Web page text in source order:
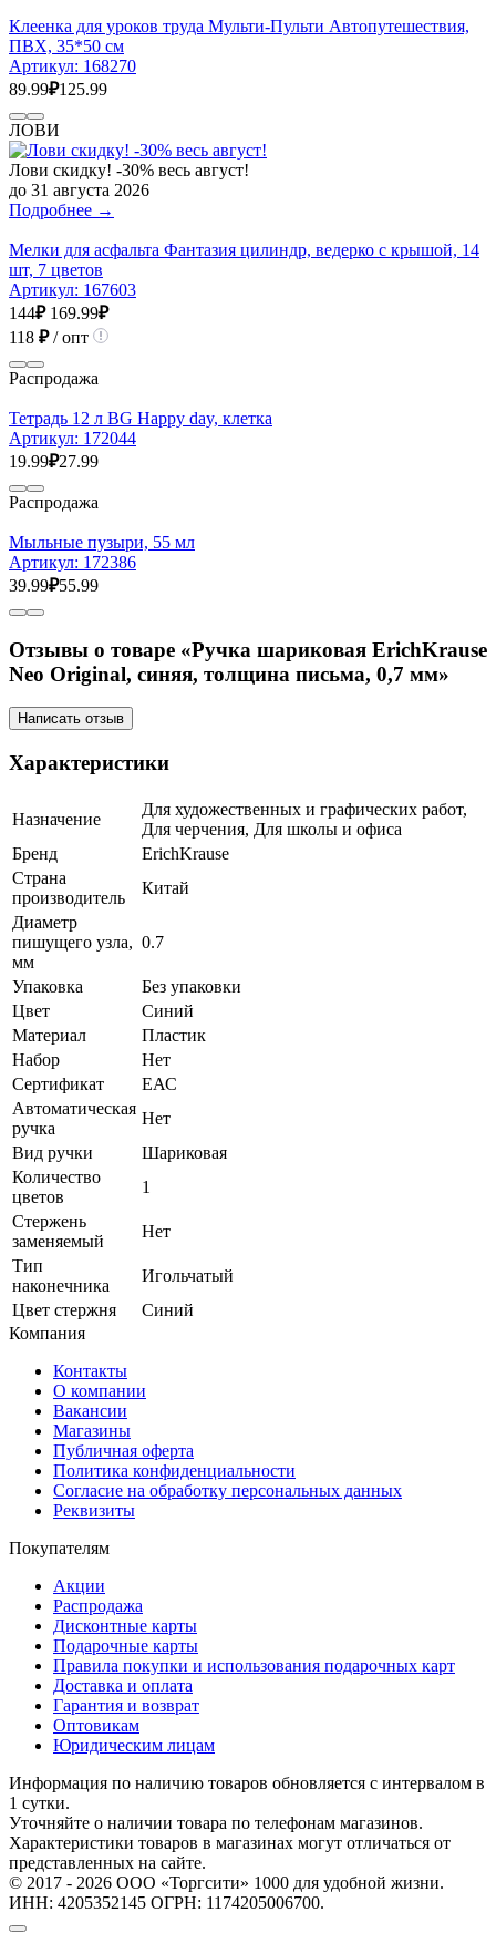
Клеенка для уроков труда Мульти-Пульти Автопутешествия,
ПВХ, 35*50 см
Артикул: 168270
89.99₽125.99
ЛОВИ
Лови скидку! -30% весь август!
до 31 августа 2026
Подробнее →
Мелки для асфальта Фантазия цилиндр, ведерко с крышой, 14
шт, 7 цветов
Артикул: 167603
144₽ 169.99₽
118 ₽/ опт
Распродажа
Тетрадь 12 л BG Happy day, клетка
Артикул: 172044
19.99₽27.99
Распродажа
Мыльные пузыри, 55 мл
Артикул: 172386
39.99₽55.99
Отзывы о товаре «Ручка шариковая ErichKrause
Neo Original, синяя, толщина письма, 0,7 мм»
Написать отзыв
Характеристики
Назначение
Для художественных и графических работ,
Для черчения, Для школы и офиса
Бренд
ErichKrause
Страна
производитель
Китай
Диаметр
пишущего узла,
мм
0.7
Упаковка
Без упаковки
Цвет
Синий
Материал
Пластик
Набор
Нет
Сертификат
ЕАС
Автоматическая
ручка
Нет
Вид ручки
Шариковая
Количество
цветов
1
Стержень
заменяемый
Нет
Тип
наконечника
Игольчатый
Цвет стержня
Синий
Компания
Контакты
О компании
Вакансии
Магазины
Публичная оферта
Политика конфиденциальности
Согласие на обработку персональных данных
Реквизиты
Покупателям
Акции
Распродажа
Дисконтные карты
Подарочные карты
Правила покупки и использования подарочных карт
Доставка и оплата
Гарантия и возврат
Оптовикам
Юридическим лицам
Информация по наличию товаров обновляется с интервалом в
1 сутки.
Уточняйте о наличии товара по телефонам магазинов.
Характеристики товаров в магазинах могут отличаться от
представленных на сайте.
© 2017 - 2026 ООО «Торгсити» 1000 для удобной жизни.
ИНН: 4205352145 ОГРН: 1174205006700.